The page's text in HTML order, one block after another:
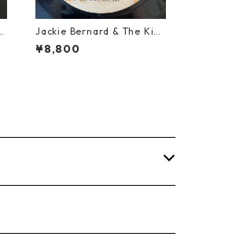
Jackie Bernard & The Kin
gstonians - Never Changi
ng Harmony【7-21948】
¥8,800